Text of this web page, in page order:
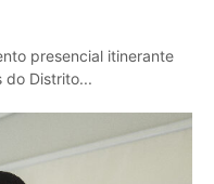
presencial itinerante
do Distrito...